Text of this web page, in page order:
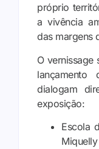
próprio
a vivência
das margens
O vernissage
dialogam
exposição:
Escola